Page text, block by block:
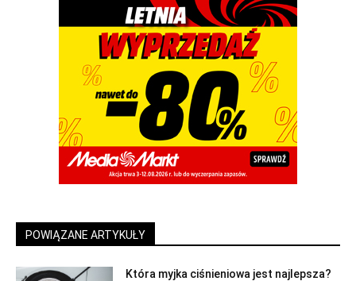
POWIĄZANE ARTYKUŁY
Która myjka ciśnieniowa jest najlepsza?